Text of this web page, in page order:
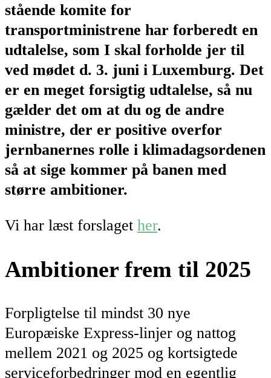
stående komite for
transportministrene har forberedt en
udtalelse, som I skal forholde jer til
ved mødet d. 3. juni i Luxemburg. Det
er en meget forsigtig udtalelse, så nu
gælder det om at du og de andre
ministre, der er positive overfor
jernbanernes rolle i klimadagsordenen
så at sige kommer på banen med
større ambitioner.
Vi har læst forslaget her.
Ambitioner frem til 2025
Forpligtelse til mindst 30 nye
Europæiske Express-linjer og nattog
mellem 2021 og 2025 og kortsigtede
serviceforbedringer mod en egentlig